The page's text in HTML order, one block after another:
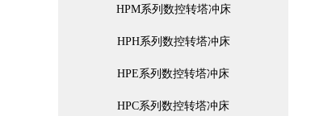
HPM系列数控转塔冲床
HPH系列数控转塔冲床
HPE系列数控转塔冲床
HPC系列数控转塔冲床